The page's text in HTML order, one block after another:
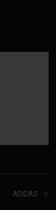
ADIDAS